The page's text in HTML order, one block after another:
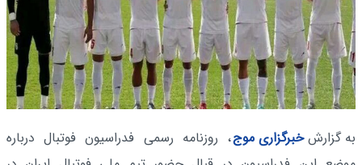
به گزارشخبرگزاری موج، روزنامه رسمی فدراسیون فوتبال درباره